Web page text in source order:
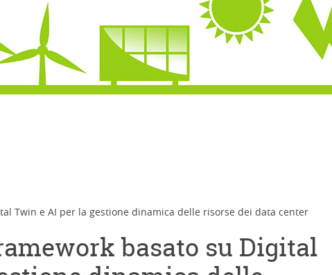
Twin e AI per la gestione dinamica delle risorse dei data center
basato su Digital